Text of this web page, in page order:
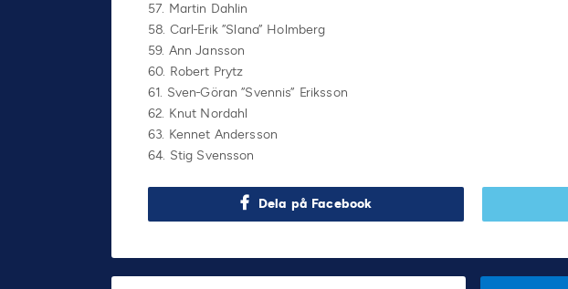
57. Martin Dahlin
58. Carl-Erik ”Slana” Holmberg
59. Ann Jansson
60. Robert Prytz
61. Sven-Göran ”Svennis” Eriksson
62. Knut Nordahl
63. Kennet Andersson
64. Stig Svensson
Dela på Facebook